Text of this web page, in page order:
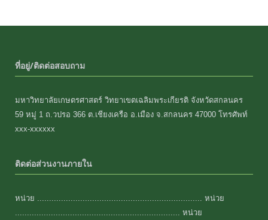
ที่อยู่/ติดต่อสอบถาม
มหาวิทยาลัยเกษตรศาสตร์ วิทยาเขตเฉลิมพระเกียรติ จังหวัดสกลนคร
59 หมู่ 1 ถ.วปรอ 366 ต.เชียงเครือ อ.เมือง จ.สกลนคร 47000 โทรศัพท์
xxx-xxxxxx
ติดต่อส่วนงานภายใน
หน่วย ..................................................................... หน่วย
..................................................................... หน่วย